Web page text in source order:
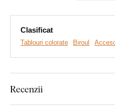
Realizăm tablouri premium,
groase de lemn pe care
Clasificat
Tablouri colorate Biroul
Recenzii